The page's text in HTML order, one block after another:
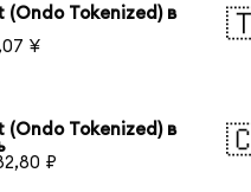
(Ondo Tokenized) в
¥
(Ondo Tokenized) в
₽